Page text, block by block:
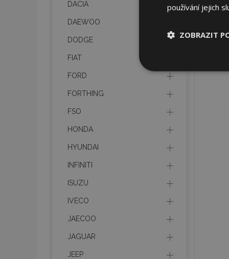
DACIA
DAEWOO
DODGE
FIAT
FORD
FORTHING
FSO
HONDA
HYUNDAI
INFINITI
ISUZU
IVECO
JAECOO
JAGUAR
JEEP
používání jejich
ZOBRAZIT
soubory
Nezbytně nutné